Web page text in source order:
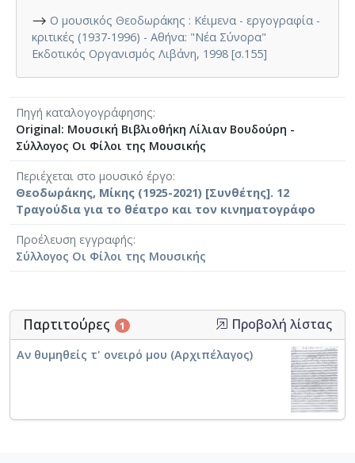
⟶ Ο μουσικός Θεοδωράκης : Κέιμενα - εργογραφία -
κριτικές (1937-1996) - Αθήνα: "Νέα Σύνορα"
Εκδοτικός Οργανισμός Λιβάνη, 1998 [σ.155]
Πηγή καταλογογράφησης
Original: Μουσική Βιβλιοθήκη Λίλιαν Βουδούρη -
Σύλλογος Οι Φίλοι της Μουσικής
Περιέχεται στο μουσικό έργο
Θεοδωράκης, Μίκης (1925-2021) [Συνθέτης]. 12
Τραγούδια για το θέατρο και τον κινηματογράφο
Προέλευση εγγραφής
Σύλλογος Οι Φίλοι της Μουσικής
Παρτιτούρες 1 Προβολή λίστας
Αν θυμηθείς τ' ονειρό μου (Αρχιπέλαγος)